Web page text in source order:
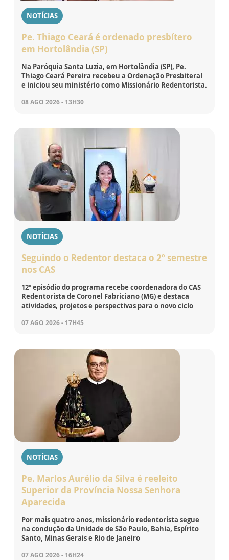
NOTÍCIAS
Pe. Thiago Ceará é ordenado presbítero
em Hortolândia (SP)
Na Paróquia Santa Luzia, em Hortolândia (SP), Pe.
Thiago Ceará Pereira recebeu a Ordenação Presbiteral
e iniciou seu ministério como Missionário Redentorista.
08 AGO 2026 - 13H30
NOTÍCIAS
Seguindo o Redentor destaca o 2º semestre
nos CAS
12º episódio do programa recebe coordenadora do CAS
Redentorista de Coronel Fabriciano (MG) e destaca
atividades, projetos e perspectivas para o novo ciclo
07 AGO 2026 - 17H45
NOTÍCIAS
Pe. Marlos Aurélio da Silva é reeleito
Superior da Província Nossa Senhora
Aparecida
Por mais quatro anos, missionário redentorista segue
na condução da Unidade de São Paulo, Bahia, Espírito
Santo, Minas Gerais e Rio de Janeiro
07 AGO 2026 - 16H24